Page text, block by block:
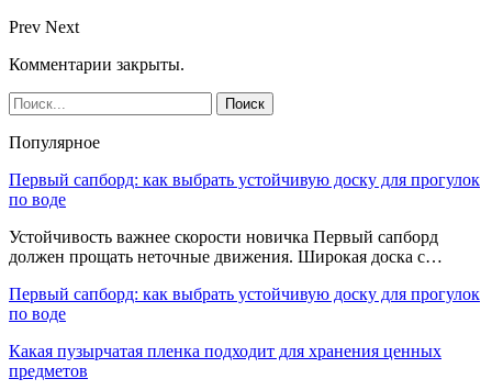
Prev Next
Комментарии закрыты.
Популярное
Первый сапборд: как выбрать устойчивую доску для прогулок
по воде
Устойчивость важнее скорости новичка Первый сапборд
должен прощать неточные движения. Широкая доска с…
Первый сапборд: как выбрать устойчивую доску для прогулок
по воде
Какая пузырчатая пленка подходит для хранения ценных
предметов